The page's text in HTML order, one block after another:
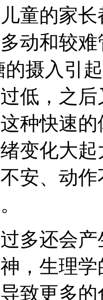
童的家
动和较
的摄入引
低，之
种快速
变化大
安、动
还会产
，生理
致更多